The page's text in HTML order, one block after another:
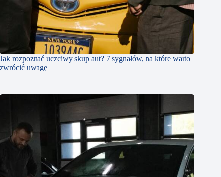
Jak rozpoznać uczciwy skup aut? 7 sygnałów, na które warto
zwrócić uwagę